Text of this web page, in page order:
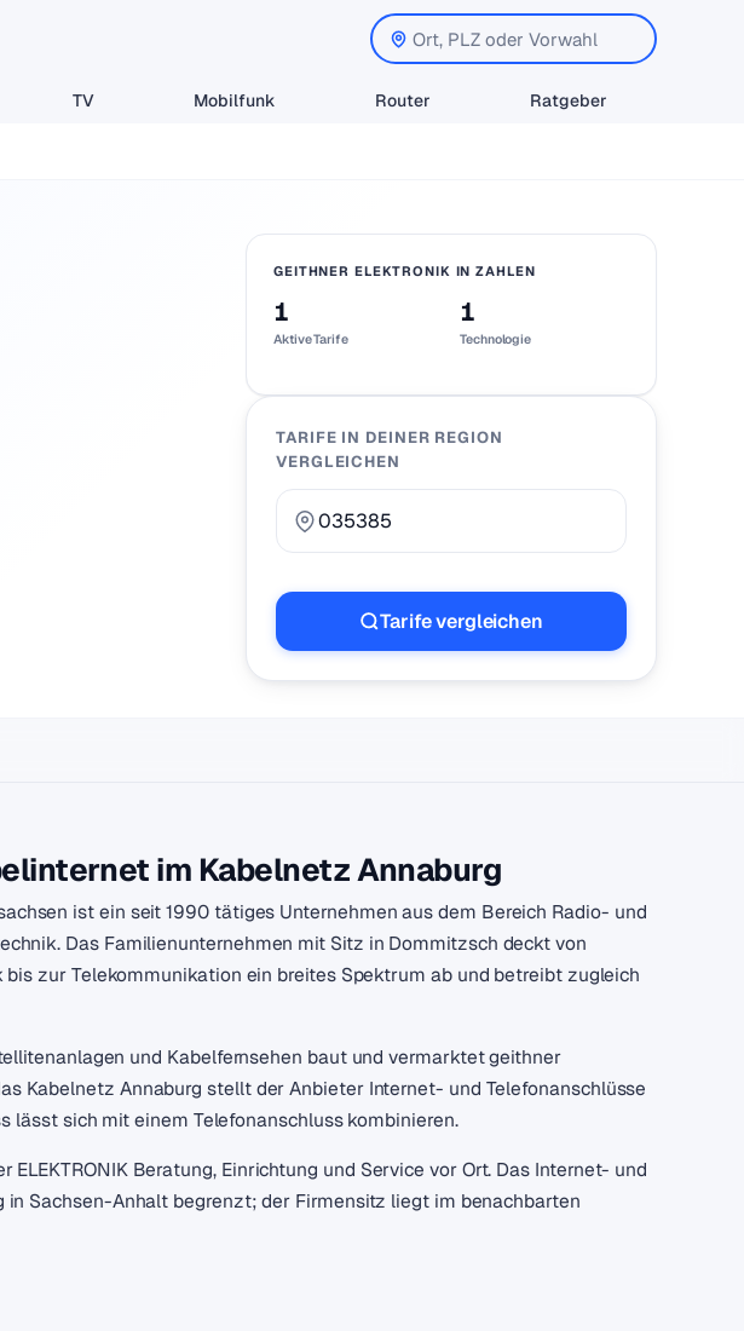
TV Mobilfunk Router Ratgeber
GEITHNER ELEKTRONIK IN ZAHLEN
1
Aktive Tarife
1
Technologie
TARIFE IN DEINER REGION
VERGLEICHEN
Tarife vergleichen
im Kabelnetz Annaburg
ist ein seit 1990 tätiges Unternehmen aus dem Bereich Radio- und
Das Familienunternehmen mit Sitz in Dommitzsch deckt von
zur Telekommunikation ein breites Spektrum ab und betreibt zugleich
und Kabelfernsehen baut und vermarktet geithner
Kabelnetz Annaburg stellt der Anbieter Internet- und Telefonanschlüsse
lässt sich mit einem Telefonanschluss kombinieren.
Beratung, Einrichtung und Service vor Ort. Das Internet- und
Sachsen-Anhalt begrenzt; der Firmensitz liegt im benachbarten